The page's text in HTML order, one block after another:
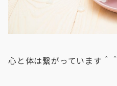
心と体は繋がっています＾＾